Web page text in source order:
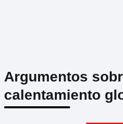
Argumentos
calentamiento